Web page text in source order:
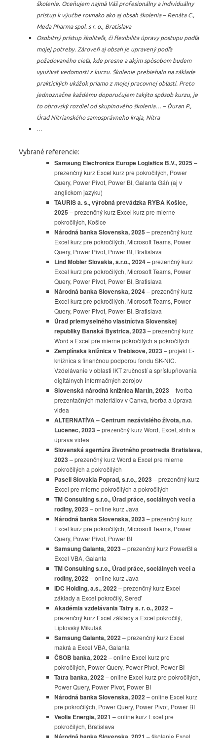
školenie. Oceňujem najmä Váš profesionálny a individuálny
prístup k výučbe rovnako ako aj obsah školenia – Renáta C.,
Meda Pharma spol. s r. o., Bratislava
Osobitný prístup školiteľa, či flexibilita úpravy postupu podľa
mojej potreby. Zároveň aj obsah je upravený podľa
požadovaného cieľa, kde presne a akým spôsobom budem
využívať vedomosti z kurzu. Školenie prebiehalo na základe
praktických ukážok priamo z mojej pracovnej oblasti. Preto
jednoznačne každému doporučujem takýto spôsob kurzu, je
to obrovský rozdiel od skupinového školenia… – Ďuran P.,
Úrad Nitrianského samosprávneho kraja, Nitra
…
Vybrané referencie:
Samsung Electronics Europe Logistics B.V., 2025 –
prezenčný kurz Excel kurz pre pokročilých, Power
Query, Power Pivot, Power BI, Galanta Gáň (aj v
anglickom jazyku)
TAURIS a. s., výrobná prevádzka RYBA Košice,
2025 – prezenčný kurz Excel kurz pre mierne
pokročilých, Košice
Národná banka Slovenska, 2025 – prezenčný kurz
Excel kurz pre pokročilých, Microsoft Teams, Power
Query, Power Pivot, Power BI, Bratislava
Lind Mobler Slovakia, s.r.o., 2024– prezenčný kurz
Excel kurz pre pokročilých, Microsoft Teams, Power
Query, Power Pivot, Power BI, Bratislava
Národná banka Slovenska, 2024– prezenčný kurz
Excel kurz pre pokročilých, Microsoft Teams, Power
Query, Power Pivot, Power BI, Bratislava
Úrad priemyselného vlastníctva Slovenskej
republiky Banská Bystrica, 2023– prezenčný kurz
Word a Excel pre mierne pokročilých a pokročilých
Zemplínska knižnica v Trebišove, 2023– projekt E-
knižnica s finančnou podporou fondu SK-NIC.
Vzdelávanie v oblasti IKT zručností a sprístupňovania
digitálnych informačných zdrojov
Slovenská národná knižnica Martin, 2023– tvorba
prezentačných materiálov v Canva, tvorba a úprava
videa
ALTERNATÍVA – Centrum nezávislého života, n.o.
Lučenec, 2023– prezenčný kurz Word, Excel, strih a
úprava videa
Slovenská agentúra životného prostredia Bratislava,
2023– prezenčný kurz Word a Excel pre mierne
pokročilých a pokročilých
Pasell Slovakia Poprad, s.r.o., 2023– prezenčný kurz
Excel pre mierne pokročilých a pokročilých
TM Consulting s.r.o., Úrad práce, sociálnych vecí a
rodiny, 2023– online kurz Java
Národná banka Slovenska, 2023– prezenčný kurz
Excel kurz pre pokročilých, Microsoft Teams, Power
Query, Power Pivot, Power BI
Samsung Galanta, 2023– prezenčný kurz PowerBI a
Excel VBA, Galanta
TM Consulting s.r.o., Úrad práce, sociálnych vecí a
rodiny, 2022– online kurz Java
IDC Holding, a.s., 2022– prezenčný kurz Excel
základy a Excel pokročilý, Sereď
Akadémia vzdelávania Tatry s. r. o., 2022–
prezenčný kurz Excel základy a Excel pokročilý,
Liptovský Mikuláš
Samsung Galanta, 2022– prezenčný kurz Excel
makrá a Excel VBA, Galanta
ČSOB banka, 2022– online Excel kurz pre
pokročilých, Power Query, Power Pivot, Power BI
Tatra banka, 2022– online Excel kurz pre pokročilých,
Power Query, Power Pivot, Power BI
Národná banka Slovenska, 2022– online Excel kurz
pre pokročilých, Power Query, Power Pivot, Power BI
Veolia Energia, 2021 – online kurz Excel pre
pokročilých, Bratislava
– školenie Excel,